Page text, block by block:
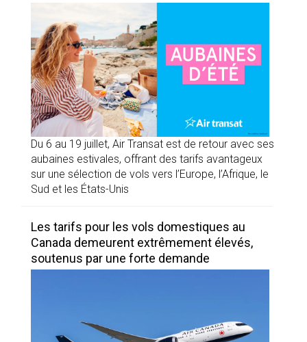
Du 6 au 19 juillet, Air Transat est de retour avec ses
aubaines estivales, offrant des tarifs avantageux
sur une sélection de vols vers l’Europe, l’Afrique, le
Sud et les États-Unis
Les tarifs pour les vols domestiques au
Canada demeurent extrêmement élevés,
soutenus par une forte demande